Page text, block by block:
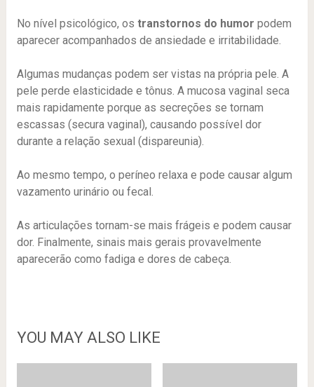
No nível psicológico, os transtornos do humor podem
aparecer acompanhados de ansiedade e irritabilidade.
Algumas mudanças podem ser vistas na própria pele. A
pele perde elasticidade e tônus. A mucosa vaginal seca
mais rapidamente porque as secreções se tornam
escassas (secura vaginal), causando possível dor
durante a relação sexual (dispareunia).
Ao mesmo tempo, o períneo relaxa e pode causar algum
vazamento urinário ou fecal.
As articulações tornam-se mais frágeis e podem causar
dor. Finalmente, sinais mais gerais provavelmente
aparecerão como fadiga e dores de cabeça.
YOU MAY ALSO LIKE